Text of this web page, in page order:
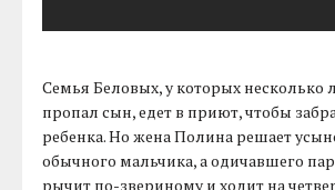
Семья Беловых, у которых несколько
пропал сын, едет в приют, чтобы
ребенка. Но жена Полина решает
обычного мальчика, а одичавшего
рычит по-звериному и ходит на